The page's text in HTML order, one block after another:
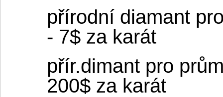
přírodní diamant
- 7$ za karát
přír.dimant pro
200$ za karát